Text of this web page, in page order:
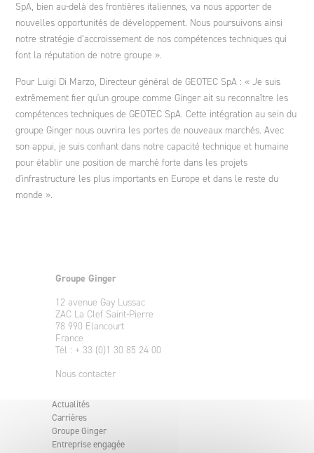
SpA, bien au-delà des frontières italiennes, va nous apporter de
nouvelles opportunités de développement. Nous poursuivons ainsi
notre stratégie d’accroissement de nos compétences techniques qui
font la réputation de notre groupe ».
Pour Luigi Di Marzo, Directeur général de GEOTEC SpA : « Je suis
extrêmement fier qu'un groupe comme Ginger ait su reconnaître les
compétences techniques de GEOTEC SpA. Cette intégration au sein du
groupe Ginger nous ouvrira les portes de nouveaux marchés. Avec
son appui, je suis confiant dans notre capacité technique et humaine
pour établir une position de marché forte dans les projets
d'infrastructure les plus importants en Europe et dans le reste du
monde ».
Groupe Ginger
12 avenue Gay Lussac
ZAC La Clef Saint-Pierre
78 990 Elancourt
France
Tél : + 33 (0)1 30 85 24 00
Nous contacter
Actualités
Carrières
Groupe Ginger
Entreprise engagée